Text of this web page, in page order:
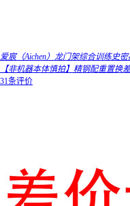
爱宸（Aichen）龙门架综合训练史
【非机器本体慎拍】精钢配重置换
31条评价